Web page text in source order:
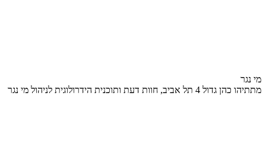
מי נגר
מתתיהו כהן גדול 4 תל אביב, חוות דעת ותוכנית הידרולוגית לניהול מי נגר